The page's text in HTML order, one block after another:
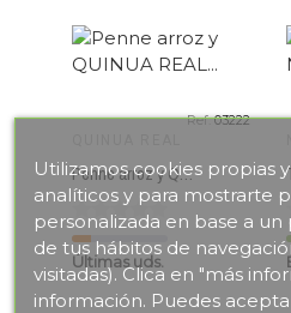
Utilizamos cookies propias
analíticos y para mostrarte
personalizada en base a
de tus hábitos de
visitadas). Clica en "más
información. Puedes
Ref:03222
Penne arroz y QUINUA REAL 250 gr BIO
Últimas uds.